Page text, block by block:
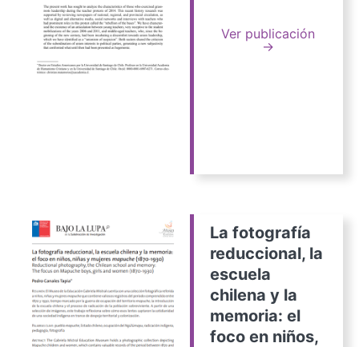
Ver publicación
→
La fotografía
reduccional, la
escuela
chilena y la
memoria: el
foco en niños,